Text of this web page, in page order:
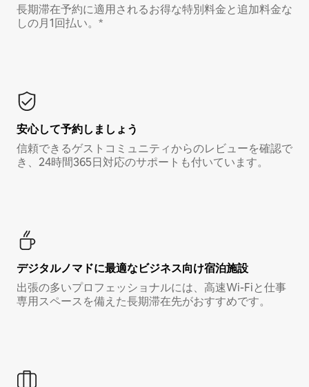
長期滞在予約に適用されるお得な特別料金と追加料金な
しの月1回払い。*
安心して予約しましょう
信頼できるゲストコミュニティからのレビューを確認で
き、24時間365日対応のサポートも付いています。
デジタルノマド⁠に最⁠適⁠なビ⁠ジ⁠ネ⁠ス⁠向⁠け宿⁠泊⁠施⁠設
出張の多いプロフェッショナルには、高速Wi-Fiと仕事
専用スペースを備えた長期滞在先がおすすめです。